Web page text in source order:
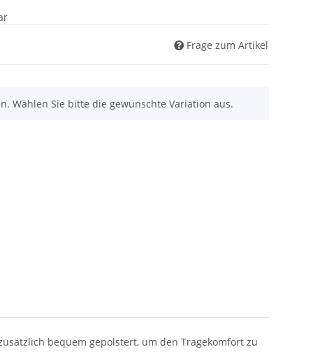
Frage zum Artikel
Wählen Sie bitte die gewünschte Variation aus.
bequem gepolstert, um den Tragekomfort zu